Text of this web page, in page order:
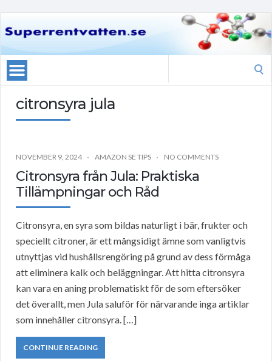
citronsyra jula
NOVEMBER 9, 2024 AMAZON SE TIPS NO COMMENTS
Citronsyra från Jula: Praktiska
Tillämpningar och Råd
Citronsyra, en syra som bildas naturligt i bär, frukter och
speciellt citroner, är ett mångsidigt ämne som vanligtvis
utnyttjas vid hushållsrengöring på grund av dess förmåga
att eliminera kalk och beläggningar. Att hitta citronsyra
kan vara en aning problematiskt för de som eftersöker
det överallt, men Jula saluför för närvarande inga artiklar
som innehåller citronsyra. […]
CONTINUE READING